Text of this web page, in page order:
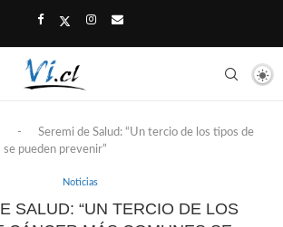
-
Seremi de Salud: “Un tercio de los tipos de
se pueden prevenir”
Noticias
SALUD: “UN TERCIO DE LOS